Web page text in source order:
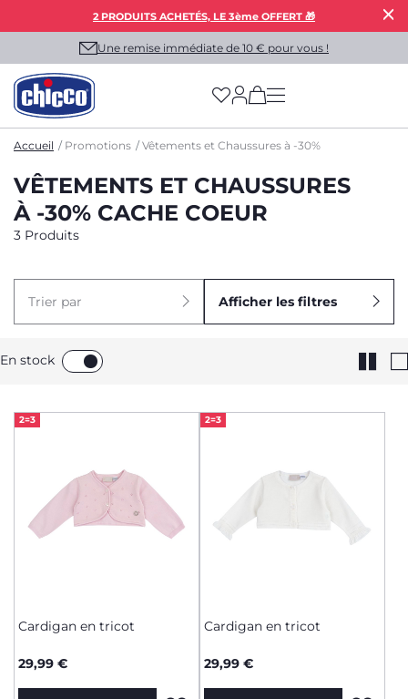
2 PRODUITS ACHETÉS, LE 3ème OFFERT 🎁
Une remise immédiate de 10 € pour vous !
(has more options
Accueil Promotions Vêtements et Chaussures à -30%
VÊTEMENTS ET CHAUSSURES
À -30% CACHE COEUR
3 Produits
Trier par Afficher les filtres
En stock
2=3
Cardigan en tricot
29,99 €
2=3
Cardigan en tricot
29,99 €